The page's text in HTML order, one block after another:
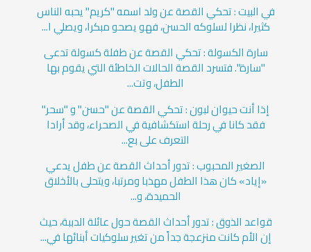
في البيت : تحكي القصة عن ولد اسمه "كريم" يحبه الناس
كثيرا، نظرا لسلوكه الحسن، فهو يصحو مبكرا، ويصلي ا...
سارة الكسولة : تحكي القصة عن طفلة كسولة تدعى
"سارة". فتسرد القصة الحالات الخاطئة التي يقوم بها
الطفل، وتت...
إذا أنت حيوان لبون : تحكي القصة عن "حسن" و "سحر"
فقد كانا في رحلة استكشافية في الصحراء، وقد أرادا
التعرف على بع...
الصغير المحبوب : تدور أحداث القصة عن طفل يدعي
«إياد» كان هذا الطفل مهذبا ومرتبا، ويتحلى بالأخلاق
الحميدة، و...
قواعد الذوق : تدور أحداث القصة حول عائلة الدببة، حيث
إن الأم كانت منزعجة جداً من تغير سلوكيات أبنائها في...